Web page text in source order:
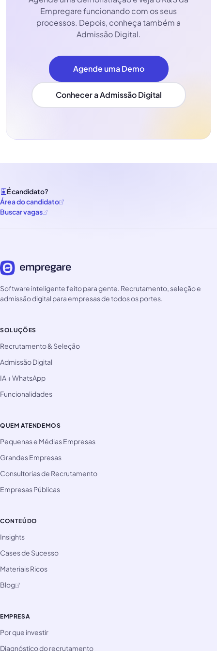
Empregare funcionando com os seus
processos. Depois, conheça também a
Admissão Digital.
Agende uma Demo
Conhecer a Admissão Digital
É candidato?
Área do candidato
Buscar vagas
Software inteligente feito para gente. Recrutamento, seleção e
admissão digital para empresas de todos os portes.
SOLUÇÕES
Recrutamento & Seleção
Admissão Digital
IA + WhatsApp
Funcionalidades
QUEM ATENDEMOS
Pequenas e Médias Empresas
Grandes Empresas
Consultorias de Recrutamento
Empresas Públicas
CONTEÚDO
Insights
Cases de Sucesso
Materiais Ricos
Blog
EMPRESA
Por que investir
Diagnóstico do recrutamento